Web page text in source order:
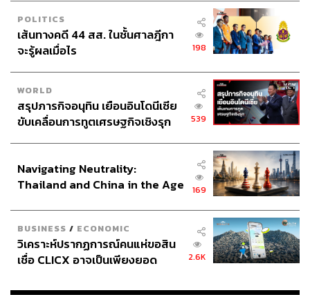
POLITICS
เส้นทางคดี 44 สส. ในชั้นศาลฎีกา
จะรู้ผลเมื่อไร
198
WORLD
สรุปภารกิจอนุทิน เยือนอินโดนีเซีย
ขับเคลื่อนการทูตเศรษฐกิจเชิงรุก
539
Navigating Neutrality:
Thailand and China in the Age
169
BUSINESS / ECONOMIC
วิเคราะห์ปรากฏการณ์คนแห่ขอสิน
เชื่อ CLICX อาจเป็นเพียงยอด
2.6K